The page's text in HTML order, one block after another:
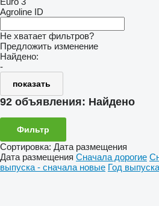
Agroline ID
Не хватает фильтров?
Предложить изменение
Найдено:
-
показать
92 объявления: Найдено
Фильтр
Сортировка: Дата размещения
Дата размещения Сначала дорогие
выпуска - сначала новые Год